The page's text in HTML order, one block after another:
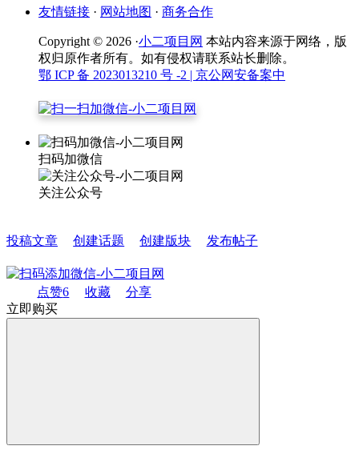
友情链接 · 网站地图 · 商务合作
Copyright © 2026 ·小二项目网 本站内容来源于网络，版
权归原作者所有。如有侵权请联系站长删除。
鄂 ICP 备 2023013210 号 -2 | 京公网安备案中
扫码加微信
关注公众号
投稿文章 创建话题 创建版块 发布帖子
点赞6 收藏
分享
立即购买